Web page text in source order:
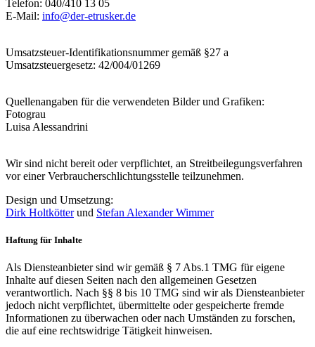
Telefon: 040/410 13 05
E-Mail: info@der-etrusker.de
Umsatzsteuer-Identifikationsnummer gemäß §27 a
Umsatzsteuergesetz: 42/004/01269
Quellenangaben für die verwendeten Bilder und Grafiken:
Fotograu
Luisa Alessandrini
Wir sind nicht bereit oder verpflichtet, an Streitbeilegungsverfahren
vor einer Verbraucherschlichtungsstelle teilzunehmen.
Design und Umsetzung:
Dirk Holtkötterund Stefan Alexander Wimmer
Haftung für Inhalte
Als Diensteanbieter sind wir gemäß § 7 Abs.1 TMG für eigene
Inhalte auf diesen Seiten nach den allgemeinen Gesetzen
verantwortlich. Nach §§ 8 bis 10 TMG sind wir als Diensteanbieter
jedoch nicht verpflichtet, übermittelte oder gespeicherte fremde
Informationen zu überwachen oder nach Umständen zu forschen,
die auf eine rechtswidrige Tätigkeit hinweisen.